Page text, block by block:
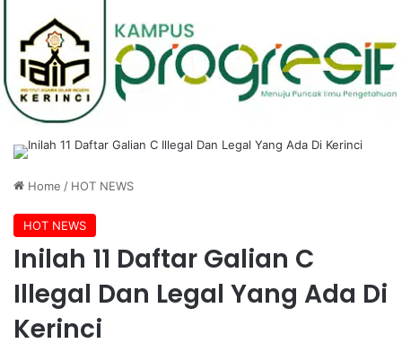
Home / HOT NEWS
HOT NEWS
Inilah 11 Daftar Galian C
Illegal Dan Legal Yang Ada Di
Kerinci